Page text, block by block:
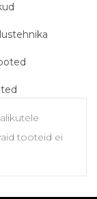
tooteid ei